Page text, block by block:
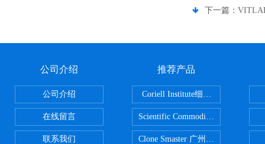
下一篇：
公司介绍
公司介绍
在线留言
联系我们
推荐产品
Scientific CommoditiesPE管 广州
Clone Smaster 广州鸿程代理